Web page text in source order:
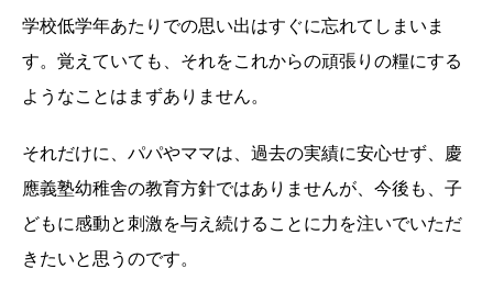
学校低学年あたりでの思い出はすぐに忘れてしまいま
す。覚えていても、それをこれからの頑張りの糧にする
ようなことはまずありません。
それだけに、パパやママは、過去の実績に安心せず、慶
應義塾幼稚舎の教育方針ではありませんが、今後も、子
どもに感動と刺激を与え続けることに力を注いでいただ
きたいと思うのです。